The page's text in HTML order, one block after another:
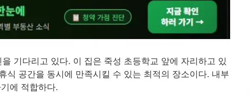
기다리고 있다. 이 집은 죽성 초등학교 앞에 자리하고 있
식 공간을 동시에 만족시킬 수 있는 최적의 장소이다. 내부
에 적합하다.